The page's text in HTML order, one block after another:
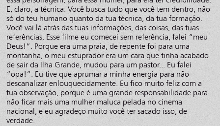
E, claro, a técnica. Você busca tudo que você tem dentro, não
só do teu humano quanto da tua técnica, da tua formação.
Você vai lá atrás das tuas informações, das coisas, das tuas
referências. Esse filme eu comecei sem referência, falei “meu
Deus!”. Porque era uma praia, de repente foi para uma
montanha, o meu estuprador era um cara que tinha acabado
de sair da Ilha Grande, mudou para um pastor... Eu falei
“opa!”. Eu tive que aprumar a minha energia para não
descanalizar enlouquecidamente. Eu fico muito feliz com a
tua observação, porque é uma grande responsabilidade para
não ficar mais uma mulher maluca pelada no cinema
nacional, e eu agradeço muito você ter sacado isso, de
verdade.